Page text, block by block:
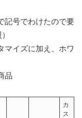
記号でわけたので要
マイズに加え、ホワ
品
カ
ス